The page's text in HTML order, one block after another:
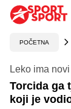
POČETNA
Leko ima
Torcida ga
koji je